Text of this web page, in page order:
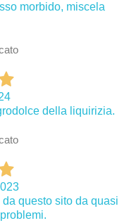
morbido, miscela
della liquirizia.
questo sito da quasi